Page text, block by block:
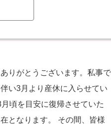
りがとうございます。私事で
い3月より産休に入らせてい
頃を目安に復帰させていた
となります。 その間、皆様